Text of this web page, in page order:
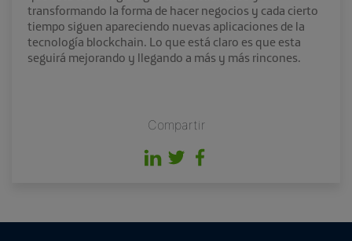
transformando la forma de hacer negocios y cada cierto
tiempo siguen apareciendo nuevas aplicaciones de la
tecnología blockchain. Lo que está claro es que esta
seguirá mejorando y llegando a más y más rincones.
Compartir